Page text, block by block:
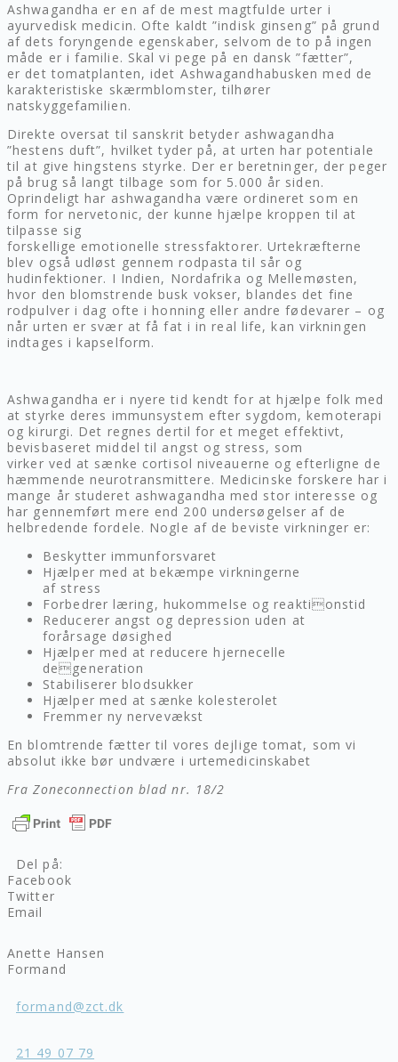
Ashwagandha er en af de mest magtfulde urter i
ayurvedisk medicin. Ofte kaldt ”indisk ginseng” på grund
af dets foryngende egenskaber, selvom de to på ingen
måde er i familie. Skal vi pege på en dansk ”fætter”,
er det tomatplanten, idet Ashwagandhabusken med de
karakteristiske skærmblomster, tilhører
natskyggefamilien.
Direkte oversat til sanskrit betyder ashwagandha
”hestens duft”, hvilket tyder på, at urten har potentiale
til at give hingstens styrke. Der er beretninger, der peger
på brug så langt tilbage som for 5.000 år siden.
Oprindeligt har ashwagandha være ordineret som en
form for nervetonic, der kunne hjælpe kroppen til at
tilpasse sig
forskellige emotionelle stressfaktorer. Urtekræfterne
blev også udløst gennem rodpasta til sår og
hudinfektioner. I Indien, Nordafrika og Mellemøsten,
hvor den blomstrende busk vokser, blandes det fine
rodpulver i dag ofte i honning eller andre fødevarer – og
når urten er svær at få fat i in real life, kan virkningen
indtages i kapselform.
Ashwagandha er i nyere tid kendt for at hjælpe folk med
at styrke deres immunsystem efter sygdom, kemoterapi
og kirurgi. Det regnes dertil for et meget effektivt,
bevisbaseret middel til angst og stress, som
virker ved at sænke cortisol niveauerne og efterligne de
hæmmende neurotransmittere. Medicinske forskere har i
mange år studeret ashwagandha med stor interesse og
har gennemført mere end 200 undersøgelser af de
helbredende fordele. Nogle af de beviste virkninger er:
Beskytter immunforsvaret
Hjælper med at bekæmpe virkningerne
af stress
Forbedrer læring, hukommelse og reaktionstid
Reducerer angst og depression uden at
forårsage døsighed
Hjælper med at reducere hjernecelle
degeneration
Stabiliserer blodsukker
Hjælper med at sænke kolesterolet
Fremmer ny nervevækst
En blomtrende fætter til vores dejlige tomat, som vi
absolut ikke bør undvære i urtemedicinskabet
Fra Zoneconnection blad nr. 18/2
Del på:
Facebook
Twitter
Email
Anette Hansen
Formand
formand@zct.dk
21 49 07 79